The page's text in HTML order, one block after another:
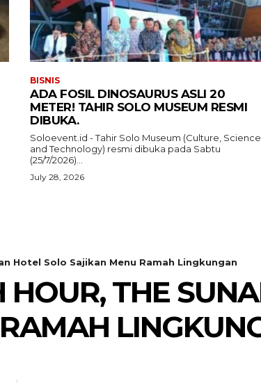
BISNIS
ADA FOSIL DINOSAURUS ASLI 20
METER! TAHIR SOLO MUSEUM RESMI
DIBUKA.
Soloevent.id - Tahir Solo Museum (Culture, Science
and Technology) resmi dibuka pada Sabtu
(25/7/2026)...
July 28, 2026